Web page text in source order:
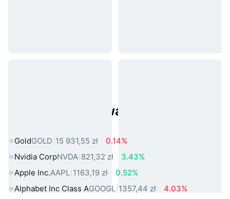
Popularne aktywa ze świata
GoldGOLD 15 931,55 zł
0.14%
Nvidia CorpNVDA 821,32 zł
3.43%
Apple Inc.AAPL 1163,19 zł
0.52%
Alphabet Inc Class AGOOGL 1357,44 zł
4.03%